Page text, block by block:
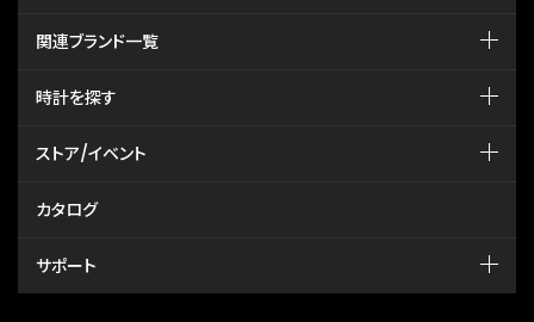
関連ブランド一覧
時計を探す
ストア/イベント
カタログ
サポート